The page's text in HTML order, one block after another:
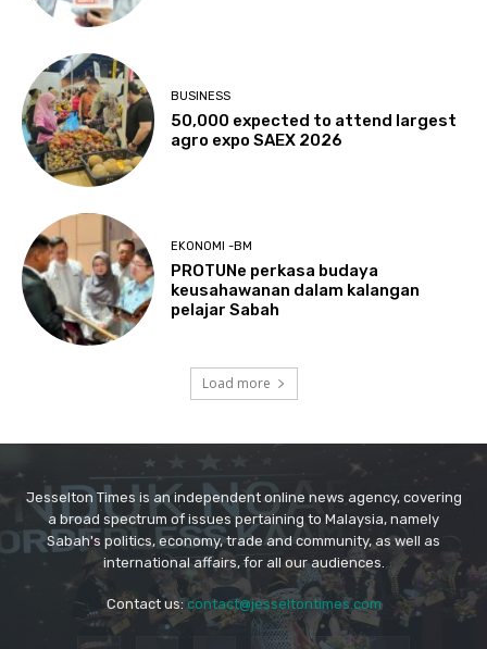
Jesselton Times is an independent online news agency, covering
a broad spectrum of issues pertaining to Malaysia, namely
Sabah's politics, economy, trade and community, as well as
international affairs, for all our audiences.
Contact us:contact@jesseltontimes.com